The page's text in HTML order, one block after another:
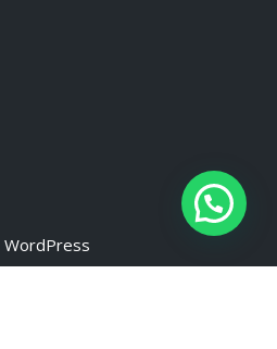
WordPress